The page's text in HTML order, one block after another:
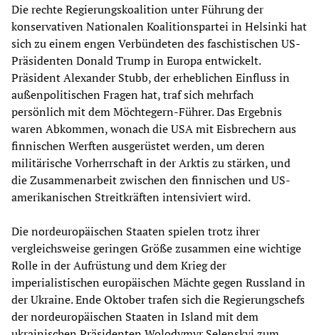
Die rechte Regierungskoalition unter Führung der
konservativen Nationalen Koalitionspartei in Helsinki hat
sich zu einem engen Verbündeten des faschistischen US-
Präsidenten Donald Trump in Europa entwickelt.
Präsident Alexander Stubb, der erheblichen Einfluss in
außenpolitischen Fragen hat, traf sich mehrfach
persönlich mit dem Möchtegern-Führer. Das Ergebnis
waren Abkommen, wonach die USA mit Eisbrechern aus
finnischen Werften ausgerüstet werden, um deren
militärische Vorherrschaft in der Arktis zu stärken, und
die Zusammenarbeit zwischen den finnischen und US-
amerikanischen Streitkräften intensiviert wird.
Die nordeuropäischen Staaten spielen trotz ihrer
vergleichsweise geringen Größe zusammen eine wichtige
Rolle in der Aufrüstung und dem Krieg der
imperialistischen europäischen Mächte gegen Russland in
der Ukraine. Ende Oktober trafen sich die Regierungschefs
der nordeuropäischen Staaten in Island mit dem